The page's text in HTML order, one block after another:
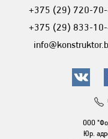
+375 (29) 720-
+375 (29) 833-
ООО
Юр.